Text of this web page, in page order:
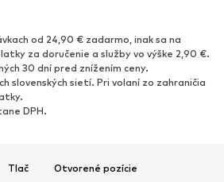
od 24,90 € zadarmo, inak sa na
za doručenie a služby vo výške 2,90 €.
30 dní pred znížením ceny.
slovenských sietí. Pri volaní zo zahraničia
DPH.
Tlač Otvorené pozície